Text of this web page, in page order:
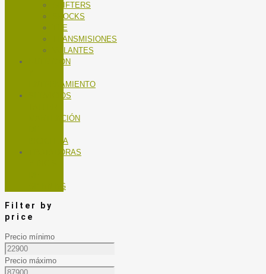
SHIFTERS
SHOCKS
TEE
TRANSMISIONES
VOLANTES
NUTRICIÓN
ENTRENAMIENTO
SERVICIOS
MANTENCIÓN
BICICLETA
TROTADORAS
SPINNING
Filter by
price
Precio mínimo
Precio máximo